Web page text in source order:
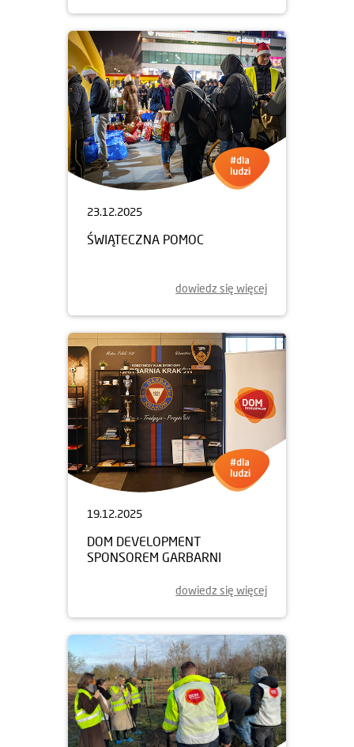
23.12.2025
ŚWIĄTECZNA POMOC
dowiedz się więcej
19.12.2025
DOM DEVELOPMENT
SPONSOREM GARBARNI
dowiedz się więcej